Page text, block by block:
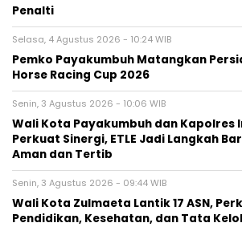
Penalti
Selasa, 4 Agustus 2026 - 10:24 WIB
Pemko Payakumbuh Matangkan
Horse Racing Cup 2026
Senin, 3 Agustus 2026 - 10:06 WIB
Wali Kota Payakumbuh dan Kapolres
Perkuat Sinergi, ETLE Jadi Langkah
Aman dan Tertib
Senin, 3 Agustus 2026 - 09:44 WIB
Wali Kota Zulmaeta Lantik 17 ASN,
Pendidikan, Kesehatan, dan Tata